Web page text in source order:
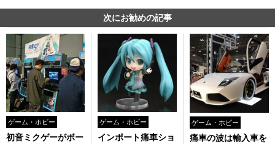
次にお勧めの記事
ゲーム・ホビー
初音ミクゲーがボー
ゲーム・ホビー
インポート痛車ショ
ゲーム・ホビー
痛車の波は輸入車を